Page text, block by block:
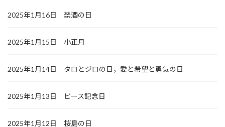
2025年1月16日 禁酒の日
2025年1月15日 小正月
2025年1月14日 タロとジロの日，愛と希望と勇気の日
2025年1月13日 ピース記念日
2025年1月12日 桜島の日